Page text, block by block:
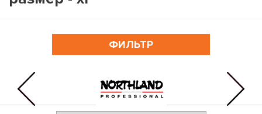
ФИЛЬТР